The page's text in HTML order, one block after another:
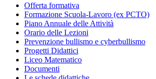
Offerta formativa
Formazione Scuola-Lavoro (ex PCTO)
Piano Annuale delle Attività
Orario delle Lezioni
Prevenzione bullismo e cyberbullismo
Progetti Didattici
Liceo Matematico
Documenti